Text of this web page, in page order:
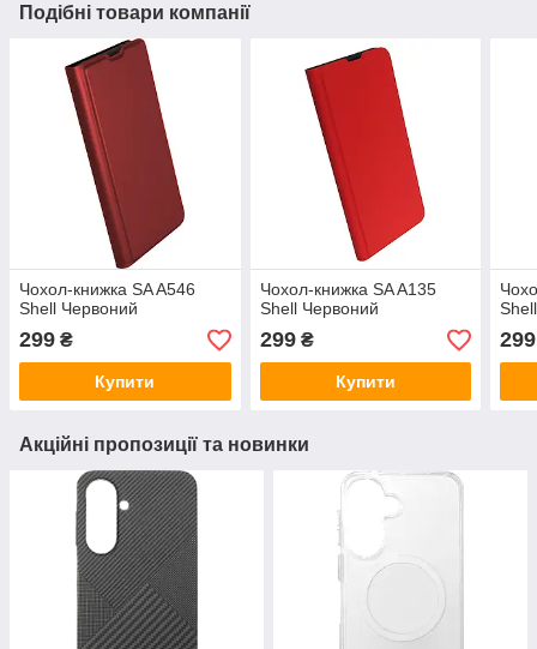
Подібні товари компанії
Чохол-книжка SA A546
Shell Червоний
299 ₴
Купити
Чохол-книжка SA A135
Shell Червоний
299₴
Купити
Shell
299
Акційні пропозиції та новинки